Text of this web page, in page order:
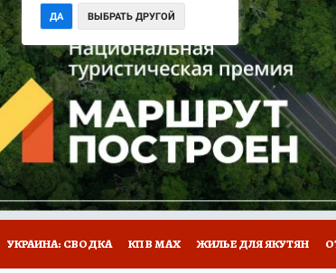
ПРОМОКОДЫ СЕРИАЛЫ СПЕЦПРОЕКТЫ
КОЛЛЕКЦИИ КОНКУРСЫ РАБОТА
САЙТЕ
ДА ВЫБРАТЬ ДРУГОЙ
УКРАИНА: СВОДКА КП В МАХ ЖИЛЬЕ ДЛЯ ЯКУТЯН